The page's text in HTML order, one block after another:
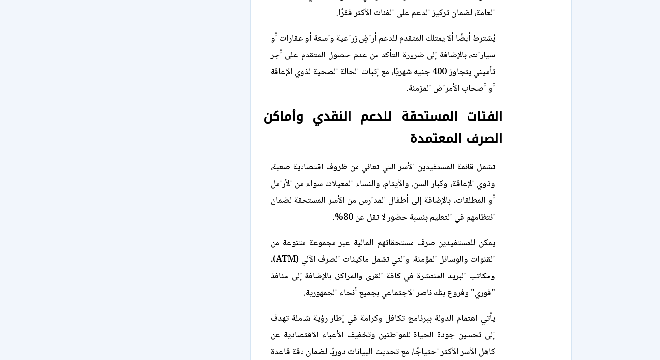
العامة، لضمان تركيز الدعم على الفئات الأكثر فقرًا.
يُشترط أيضًا ألا يمتلك المتقدم للدعم أراضٍ زراعية واسعة أو عقارات أو
سيارات، بالإضافة إلى ضرورة التأكد من عدم حصول المتقدم على أجر
تأميني يتجاوز 400 جنيه شهريًا، مع إثبات الحالة الصحية لذوي الإعاقة
أو أصحاب الأمراض المزمنة.
الفئات المستحقة للدعم النقدي وأماكن
الصرف المعتمدة
تشمل قائمة المستفيدين الأسر التي تعاني من ظروف اقتصادية صعبة،
وذوي الإعاقة، وكبار السن، والأيتام، والنساء المعيلات سواء من الأرامل
أو المطلقات، بالإضافة إلى أطفال المدارس من الأسر المستحقة لضمان
انتظامهم في التعليم بنسبة حضور لا تقل عن 80%.
يمكن للمستفيدين صرف مستحقاتهم المالية عبر مجموعة متنوعة من
القنوات والوسائل المؤمنة، والتي تشمل ماكينات الصرف الآلي (ATM)،
ومكاتب البريد المنتشرة في كافة القرى والمراكز، بالإضافة إلى منافذ
"فوري" وفروع بنك ناصر الاجتماعي بجميع أنحاء الجمهورية.
يأتي اهتمام الدولة ببرنامج تكافل وكرامة في إطار رؤية شاملة تهدف
إلى تحسين جودة الحياة للمواطنين وتخفيف الأعباء الاقتصادية عن
كاهل الأسر الأكثر احتياجًا، مع تحديث البيانات دوريًا لضمان دقة قاعدة